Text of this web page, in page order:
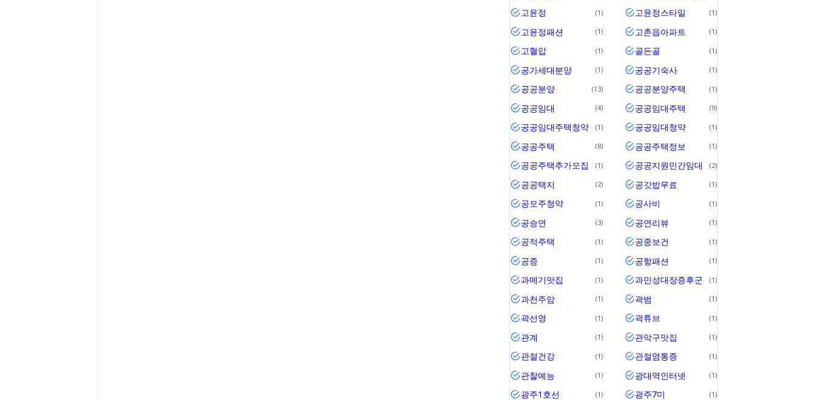
고윤정 1 고윤정스타일 1
고윤정패션 1 고촌읍아파트 1
고혈압 1 골든골 1
공가세대분양 1 공공기숙사 1
공공분양 13 공공분양주택 1
공공임대 4 공공임대주택 9
공공임대주택청약 1 공공임대청약 1
공공주택 8 공공주택정보 1
공공주택추가모집 1 공공지원민간임대 2
공공택지 2 공깃밥무료 1
공모주청약 1 공사비 1
공승연 3 공연리뷰 1
공적주택 1 공중보건 1
공증 1 공항패션 1
과메기맛집 1 과민성대장증후군 1
과천주암 1 곽범 1
곽선영 1 곽튜브 1
관계 1 관악구맛집 1
관절건강 1 관절염통증 1
관찰예능 1 광대역인터넷 1
광주1호선 1 광주7미 1